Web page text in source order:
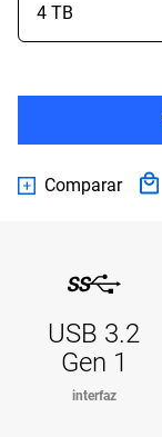
Comparar
USB 3.2
Gen 1
interfaz